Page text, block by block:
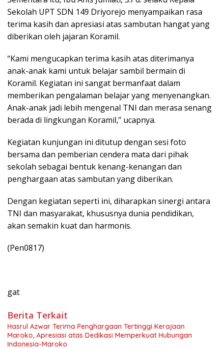
Sekolah UPT SDN 149 Driyorejo menyampaikan rasa
terima kasih dan apresiasi atas sambutan hangat yang
diberikan oleh jajaran Koramil.
“Kami mengucapkan terima kasih atas diterimanya
anak-anak kami untuk belajar sambil bermain di
Koramil. Kegiatan ini sangat bermanfaat dalam
memberikan pengalaman belajar yang menyenangkan.
Anak-anak jadi lebih mengenal TNI dan merasa senang
berada di lingkungan Koramil,” ucapnya.
Kegiatan kunjungan ini ditutup dengan sesi foto
bersama dan pemberian cendera mata dari pihak
sekolah sebagai bentuk kenang-kenangan dan
penghargaan atas sambutan yang diberikan.
Dengan kegiatan seperti ini, diharapkan sinergi antara
TNI dan masyarakat, khususnya dunia pendidikan,
akan semakin kuat dan harmonis.
(Pen0817)
gat
Berita Terkait
Hasrul Azwar Terima Penghargaan Tertinggi Kerajaan
Maroko, Apresiasi atas Dedikasi Memperkuat Hubungan
Indonesia-Maroko